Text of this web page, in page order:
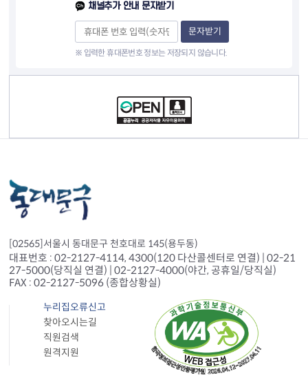
채널추가 안내 문자받기
문자받기
※ 입력한 휴대폰번호 정보는 저장되지 않습니다.
[02565]서울시 동대문구 천호대로 145(용두동)
대표번호 : 02-2127-4114, 4300(120 다산콜센터로 연결) | 02-21
27-5000(당직실 연결) | 02-2127-4000(야간, 공휴일/당직실)
FAX : 02-2127-5096 (종합상황실)
누리집오류신고
찾아오시는길
직원검색
원격지원